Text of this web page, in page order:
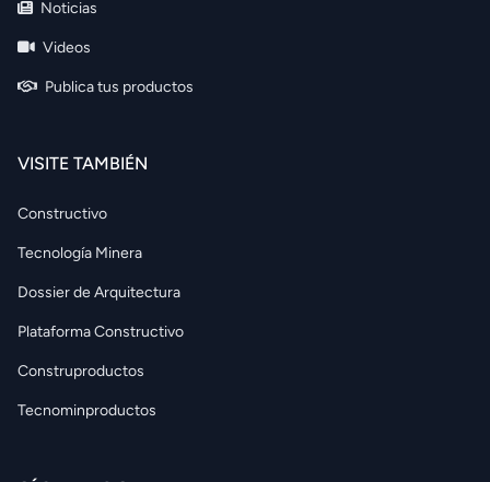
Noticias
Videos
Publica tus productos
VISITE TAMBIÉN
Constructivo
Tecnología Minera
Dossier de Arquitectura
Plataforma Constructivo
Construproductos
Tecnominproductos